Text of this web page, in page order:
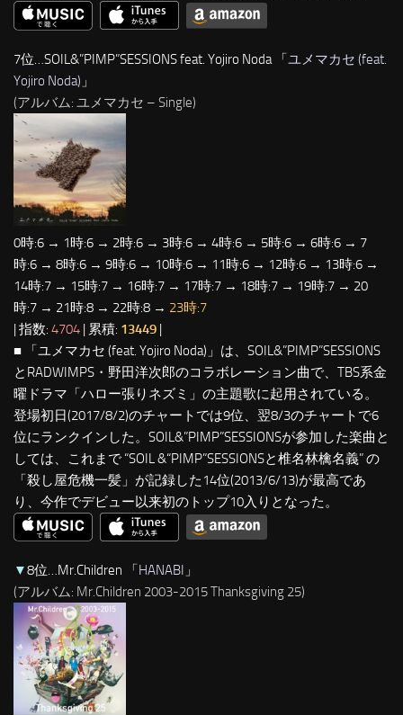
7位…SOIL&”PIMP”SESSIONS feat. Yojiro Noda 「ユメマカセ (feat.
Yojiro Noda) 」
(アルバム: ユメマカセ – Single)
0時:6 → 1時:6 → 2時:6 → 3時:6 → 4時:6 → 5時:6 → 6時:6 → 7
時:6 → 8時:6 → 9時:6 → 10時:6 → 11時:6 → 12時:6 → 13時:6 →
14時:7 → 15時:7 → 16時:7 → 17時:7 → 18時:7 → 19時:7 → 20
時:7 → 21時:8 → 22時:8 → 23時:7
| 指数: 4704 | 累積: 13449 |
■ 「ユメマカセ (feat. Yojiro Noda)」は、SOIL&”PIMP”SESSIONS
とRADWIMPS・野田洋次郎のコラボレーション曲で、TBS系金
曜ドラマ「ハロー張りネズミ」の主題歌に起用されている。
登場初日(2017/8/2)のチャートでは9位、翌8/3のチャートで6
位にランクインした。SOIL&”PIMP”SESSIONSが参加した楽曲と
しては、これまで “SOIL &“PIMP”SESSIONSと椎名林檎名義” の
「殺し屋危機一髪」が記録した14位(2013/6/13)が最高であ
り、今作でデビュー以来初のトップ10入りとなった。
▼8位…Mr.Children 「HANABI 」
(アルバム: Mr.Children 2003-2015 Thanksgiving 25)